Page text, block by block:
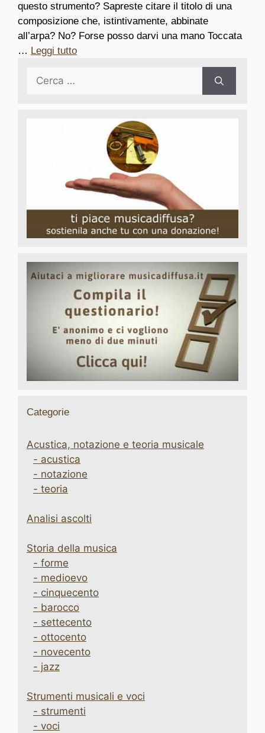
questo strumento? Sapreste citare il titolo di una
composizione che, istintivamente, abbinate
all’arpa? No? Forse posso darvi una mano Toccata
… Leggi tutto
Ricerca
Categorie
Acustica, notazione e teoria musicale
- acustica
- notazione
- teoria
Analisi ascolti
Storia della musica
- forme
- medioevo
- cinquecento
- barocco
- settecento
- ottocento
- novecento
- jazz
Strumenti musicali e voci
- strumenti
- voci